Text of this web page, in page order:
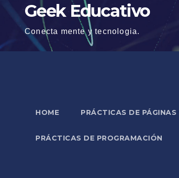
Geek Educativo
Conecta mente y tecnologia.
HOME PRÁCTICAS DE PÁGINAS
PRÁCTICAS DE PROGRAMACIÓN